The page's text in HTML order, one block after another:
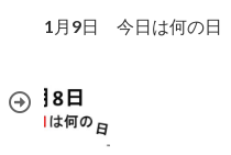
1月9日 今日は何の日